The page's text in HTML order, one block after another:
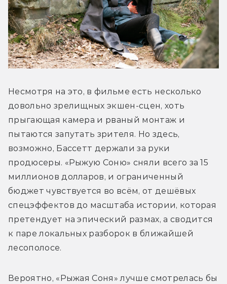
Несмотря на это, в фильме есть несколько
довольно зрелищных экшен-сцен, хоть
прыгающая камера и рваный монтаж и
пытаются запутать зрителя. Но здесь,
возможно, Бассетт держали за руки
продюсеры. «Рыжую Соню» сняли всего за 15
миллионов долларов, и ограниченный
бюджет чувствуется во всём, от дешёвых
спецэффектов до масштаба истории, которая
претендует на эпический размах, а сводится
к паре локальных разборок в ближайшей
лесополосе.
Вероятно, «Рыжая Соня» лучше смотрелась бы